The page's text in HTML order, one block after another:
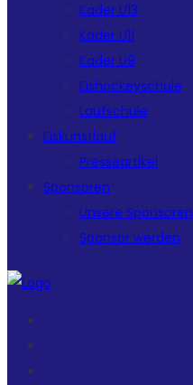
Kader U13
Kader U11
Kader U9
Eishockeyschule
Laufschule
Eiskunstlauf
Presseartikel
Sponsoren
Unsere Sponsoren
Sponsor werden